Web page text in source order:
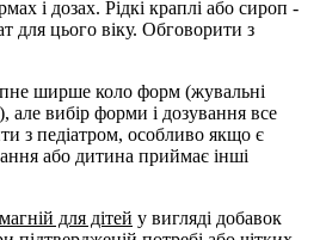
і дозах. Рідкі краплі або сироп -
для цього віку. Обговорити з
ширше коло форм (жувальні
але вибір форми і дозування все
з педіатром, особливо якщо є
або дитина приймає інші
магній для дітей у вигляді добавок